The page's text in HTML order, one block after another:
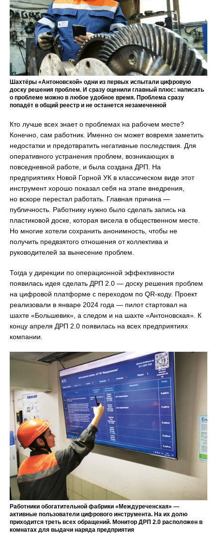
Шахтёры «Антоновской» одни из первых испытали цифровую
доску решения проблем. И сразу оценили главный плюс: написать
о проблеме можно в любое удобное время. Проблема сразу
попадёт в общий реестр и не останется незамеченной
Кто лучше всех знает о проблемах на рабочем месте?
Конечно, сам работник. Именно он может вовремя заметить
недостатки и предотвратить негативные последствия. Для
оперативного устранения проблем, возникающих в
повседневной работе, и была создана ДРП. На
предприятиях Новой Горной УК в классическом виде этот
инструмент хорошо показал себя на этапе внедрения,
но вскоре перестал работать. Главная причина —
публичность. Работнику нужно было сделать запись на
пластиковой доске, которая висела в общественном месте.
Но многие хотели сохранить анонимность, чтобы не
получить предвзятого отношения от коллектива и
руководителей за вынесение проблем.
Тогда у дирекции по операционной эффективности
появилась идея сделать ДРП 2.0 — доску решения проблем
на цифровой платформе с переходом по QR-коду. Проект
реализовали в январе 2024 года — пилот стартовал на
шахте «Большевик», а следом и на шахте «Антоновская». К
концу апреля ДРП 2.0 появилась на всех предприятиях
компании.
Работники обогатительной фабрики «Междуреченская» —
активные пользователи цифрового инструмента. На их долю
приходится треть всех обращений. Монитор ДРП 2.0 расположен в
комнатах для выдачи наряда предприятия